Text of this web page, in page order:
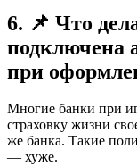
6. 📌 Что
подключена
при
Многие банки при
страховку жизни
же банка. Такие
— хуже.